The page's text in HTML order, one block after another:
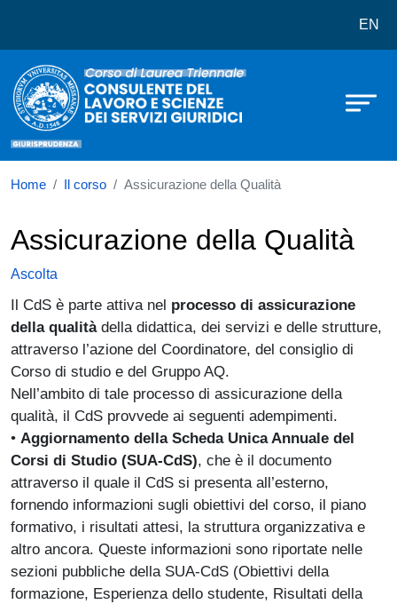
Corso di laurea in Consulente del
EN
Home Il corso Assicurazione della Qualità
Assicurazione della Qualità
Ascolta
Il CdS è parte attiva nel processo di assicurazione
della qualitàdella didattica, dei servizi e delle strutture,
attraverso l’azione del Coordinatore, del consiglio di
Corso di studio e del Gruppo AQ.
Nell’ambito di tale processo di assicurazione della
qualità, il CdS provvede ai seguenti adempimenti.
• Aggiornamento della Scheda Unica Annuale del
Corsi di Studio (SUA-CdS), che è il documento
attraverso il quale il CdS si presenta all’esterno,
fornendo informazioni sugli obiettivi del corso, il piano
formativo, i risultati attesi, la struttura organizzativa e
altro ancora. Queste informazioni sono riportate nelle
sezioni pubbliche della SUA-CdS (Obiettivi della
formazione, Esperienza dello studente, Risultati della